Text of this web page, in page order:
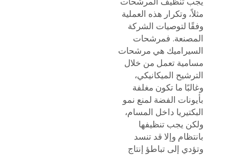
مثلاً، وتكرار هذه العملية
وفقًا لتوصيات الشركة
المصنعة. فمرشحات
السيراميك هي مرشحات
مسامية تعمل من خلال
الترشيح الميكانيكي،
وغالبًا ما تكون مغلفة
بأيونات الفضة لمنع نمو
البكتيريا داخل المسام،
ولكن يجب تنظيفها
بانتظام وإلا قد تنسد
وتؤدي إلى تباطؤ إنتاج